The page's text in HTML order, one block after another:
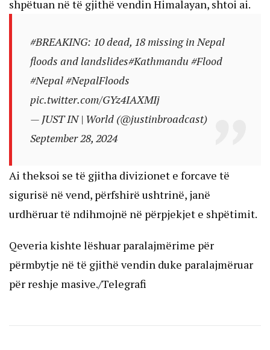
shpëtuan në të gjithë vendin Himalayan, shtoi ai.
#BREAKING: 10 dead, 18 missing in Nepal
floods and landslides#Kathmandu #Flood
#Nepal#NepalFloods
pic.twitter.com/GYz4IAXMIj
— JUST IN | World (@justinbroadcast)
September 28, 2024
Ai theksoi se të gjitha divizionet e forcave të
sigurisë në vend, përfshirë ushtrinë, janë
urdhëruar të ndihmojnë në përpjekjet e shpëtimit.
Qeveria kishte lëshuar paralajmërime për
përmbytje në të gjithë vendin duke paralajmëruar
për reshje masive./Telegrafi